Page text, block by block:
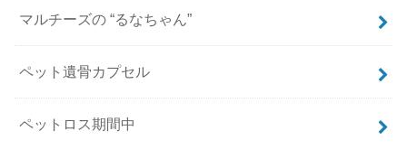
マルチーズの “るなちゃん”
ペット遺骨カプセル
ペットロス期間中